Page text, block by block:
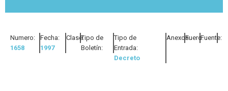
Numero:
1658
Fecha:
1997
Clase:Tipo de
Boletín:
Tipo de
Entrada:
Decreto
Anexos:Fuero:Fuente: